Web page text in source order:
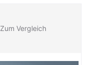
Zum Vergleich